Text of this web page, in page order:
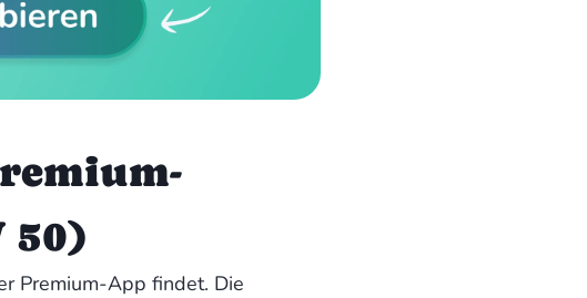
50)
Premium-App findet. Die